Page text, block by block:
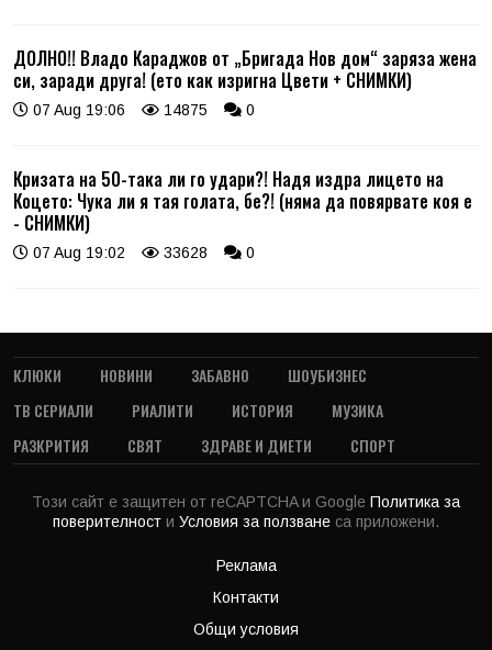
ДОЛНО!! Владо Караджов от „Бригада Нов дом“ заряза жена
си, заради друга! (ето как изригна Цвети + СНИМКИ)
07 Aug 19:06 14875 0
Кризата на 50-така ли го удари?! Надя издра лицето на
Коцето: Чука ли я тая голата, бе?! (няма да повярвате коя е
- СНИМКИ)
07 Aug 19:02 33628 0
КЛЮКИ НОВИНИ ЗАБАВНО
ШОУБИЗНЕС
ТВ СЕРИАЛИ
РИАЛИТИ ИСТОРИЯ
МУЗИКА
РАЗКРИТИЯ
СВЯТ ЗДРАВЕ И ДИЕТИ СПОРТ
Този сайт е защитен от reCAPTCHA и Google Политика за
поверителност и Условия за ползване са приложени.
Реклама
Контакти
Общи условия